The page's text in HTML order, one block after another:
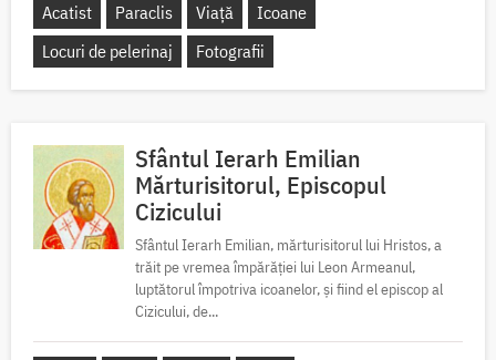
Acatist Paraclis Viață
Icoane
Locuri de pelerinaj
Fotografii
Sfântul Ierarh Emilian
Mărturisitorul, Episcopul
Cizicului
Sfântul Ierarh Emilian, mărturisitorul lui Hristos, a
trăit pe vremea împărăției lui Leon Armeanul,
luptătorul împotriva icoanelor, și fiind el episcop al
Cizicului, de...